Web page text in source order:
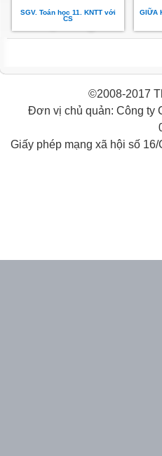
SGV. Toán học 11. KNTT với
CS
GIỮA
©2008-2017
Đơn vị chủ quản: Công ty
Giấy phép mạng xã hội số